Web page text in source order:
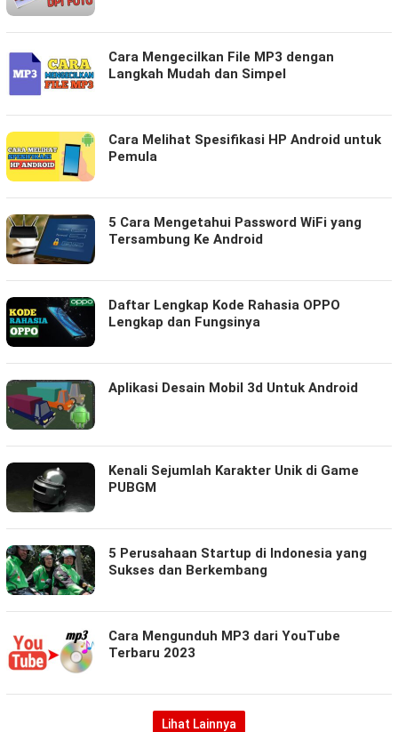
Cara Mengecilkan File MP3 dengan
Langkah Mudah dan Simpel
Cara Melihat Spesifikasi HP Android untuk
Pemula
5 Cara Mengetahui Password WiFi yang
Tersambung Ke Android
Daftar Lengkap Kode Rahasia OPPO
Lengkap dan Fungsinya
Aplikasi Desain Mobil 3d Untuk Android
Kenali Sejumlah Karakter Unik di Game
PUBGM
5 Perusahaan Startup di Indonesia yang
Sukses dan Berkembang
Cara Mengunduh MP3 dari YouTube
Terbaru 2023
Lihat Lainnya